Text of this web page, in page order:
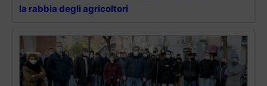
la rabbia degli agricoltori